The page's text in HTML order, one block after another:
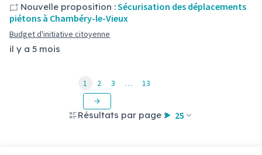
il y a 5 mois
Nouvelle proposition :Sécurisation des déplacements
piétons à Chambéry-le-Vieux
Budget d'initiative citoyenne
Résultats par page : 25
1 2 3 … 13